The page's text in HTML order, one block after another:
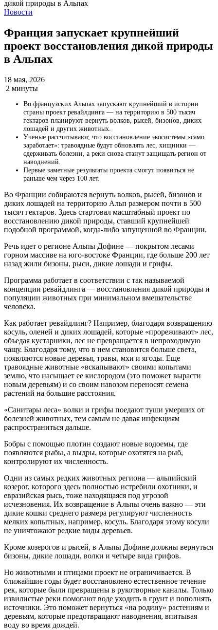
Новости
Франция запускает крупнейший
проект восстановления дикой природы
в Альпах
18 мая, 2026
2 минуты
Во французских Альпах запускают крупнейший в истории
страны проект ревайлдинга — на территорию в 500 тысяч
гектаров планируют вернуть волков, рысей, бизонов, диких
лошадей и других животных.
Ученые рассчитывают, что восстановление экосистемы «само
заработает»: травоядные будут обновлять лес, хищники —
сдерживать болезни, а реки снова станут защищать регион от
наводнений.
Первые заметные результаты проекта смогут появиться не
раньше чем через 100 лет.
Во Франции собираются вернуть волков, рысей, бизонов и
диких лошадей на территорию Альп размером почти в 500
тысяч гектаров. Здесь стартовал масштабный проект по
восстановлению дикой природы, ставший крупнейшей
подобной программой, когда-либо запущенной во Франции.
Речь идет о регионе Альпы Дофине — покрытом лесами
горном массиве на юго-востоке Франции, где больше 200 лет
назад жили бизоны, рыси, дикие лошади и грифы.
Программа работает в соответствии с так называемой
концепции ревайдлинга — восстановления дикой природы и
популяции животных при минимальном вмешательстве
человека.
Как работает ревайдлинг? Например, благодаря возвращению
косуль, оленей и диких лошадей, которые «прореживают» лес,
объедая кустарники, лес не превращается в непроходимую
чащу. Благодаря тому, что в нем становится больше света,
появляются новые деревья, травы, мхи и ягоды. Еще
травоядные животные «вскапывают» своими копытами
землю, что насыщает ее кислородом (это поможет вырасти
новым деревьям) и со своим навозом переносят семена
растений на большие расстояния.
«Санитары леса» волки и грифы поедают туши умерших от
болезней животных, тем самым не давая инфекциям
распространиться дальше.
Бобры с помощью плотин создают новые водоемы, где
появляются рыбы, а выдры, которые охотятся на рыб,
контролируют их численность.
Одни из самых редких животных региона — альпийский
козерог, которого здесь полностью истребили охотники, и
евразийская рысь, тоже находящаяся под угрозой
исчезновения. Их возвращение в Альпы очень важно — эти
дикие кошки среднего размера регулируют численность
мелких копытных, например, косуль. Благодаря этому косули
не уничтожают редкие виды деревьев.
Кроме козерогов и рысей, в Альпы Дофине должны вернуться
бизоны, дикие лошади, волки и четыре вида грифов.
Но животными и птицами проект не ограничивается. В
ближайшие годы будет восстановлено естественное течение
рек, которые были превращены в рукотворные каналы. Только
извилистые реки помогают воде уходить в грунт и пополнять
источники. Это поможет вернуться «на родину» растениям и
деревьям, которые предотвращают наводнения, впитывая
воду во время дождей.